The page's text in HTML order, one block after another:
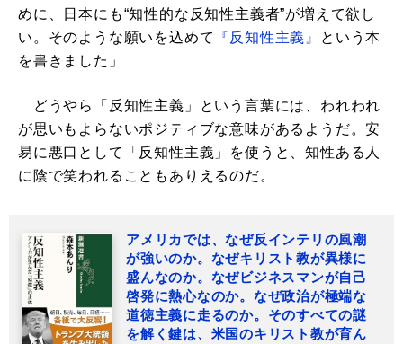
めに、日本にも“知性的な反知性主義者”が増えて欲し
い。そのような願いを込めて
『反知性主義』
という本
を書きました」
どうやら「反知性主義」という言葉には、われわれ
が思いもよらないポジティブな意味があるようだ。安
易に悪口として「反知性主義」を使うと、知性ある人
に陰で笑われることもありえるのだ。
アメリカでは、なぜ反インテリの風潮
が強いのか。なぜキリスト教が異様に
盛んなのか。なぜビジネスマンが自己
啓発に熱心なのか。なぜ政治が極端な
道徳主義に走るのか。そのすべての謎
を解く鍵は、米国のキリスト教が育ん